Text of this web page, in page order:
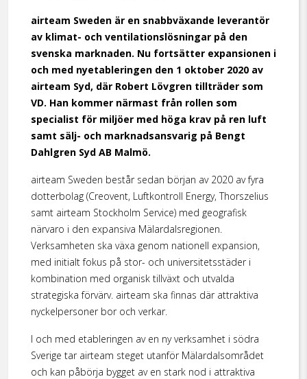
airteam Sweden är en snabbväxande leverantör
av klimat- och ventilationslösningar på den
svenska marknaden. Nu fortsätter expansionen i
och med nyetableringen den 1 oktober 2020 av
airteam Syd, där Robert Lövgren tillträder som
VD. Han kommer närmast från rollen som
specialist för miljöer med höga krav på ren luft
samt sälj- och marknadsansvarig på Bengt
Dahlgren Syd AB Malmö.
airteam Sweden består sedan början av 2020 av fyra
dotterbolag (Creovent, Luftkontroll Energy, Thorszelius
samt airteam Stockholm Service) med geografisk
närvaro i den expansiva Mälardalsregionen.
Verksamheten ska växa genom nationell expansion,
med initialt fokus på stor- och universitetsstäder i
kombination med organisk tillväxt och utvalda
strategiska förvärv. airteam ska finnas där attraktiva
nyckelpersoner bor och verkar.
I och med etableringen av en ny verksamhet i södra
Sverige tar airteam steget utanför Mälardalsområdet
och kan påbörja bygget av en stark nod i attraktiva